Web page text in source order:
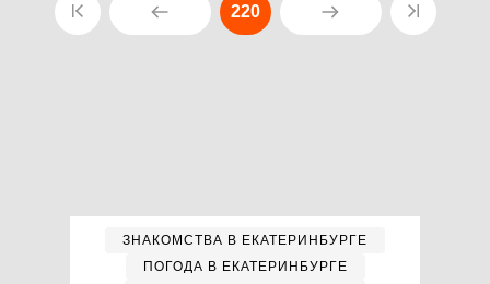
220
ЗНАКОМСТВА В ЕКАТЕРИНБУРГЕ
ПОГОДА В ЕКАТЕРИНБУРГЕ